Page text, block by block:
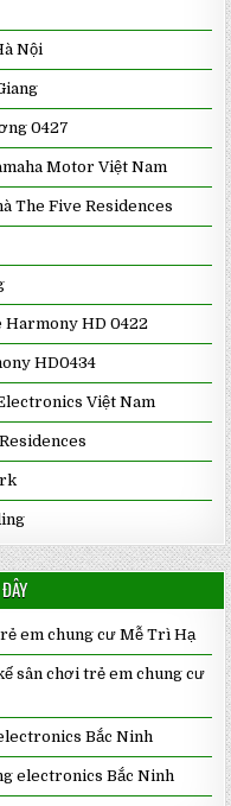
Nội
0427
Motor Việt Nam
The Five Residences
Harmony HD 0422
HD0434
Việt Nam
em chung cư Mễ Trì Hạ
sân chơi trẻ em chung cư
Bắc Ninh
electronics Bắc Ninh